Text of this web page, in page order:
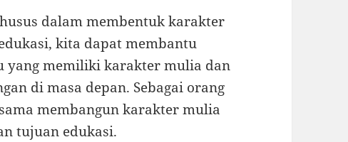
dalam membentuk karakter
kita dapat membantu
memiliki karakter mulia dan
di masa depan. Sebagai orang
membangun karakter mulia
tujuan edukasi.